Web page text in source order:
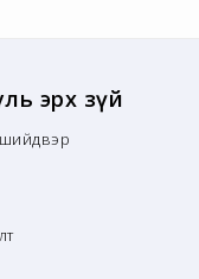
эрх зүй
шийдвэр